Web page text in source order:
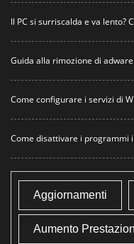
Il PC si surriscalda e va lento?
Guida alla rimozione di
Come configurare i servizi di
Come disattivare i programmi
Aggiornamenti
Aumento